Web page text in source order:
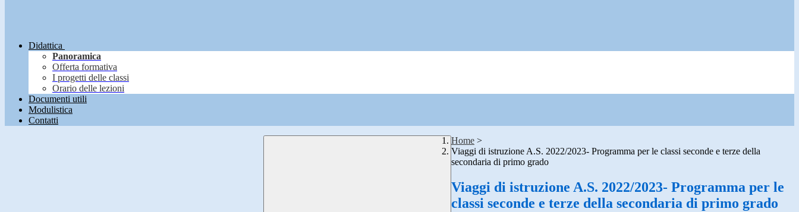
Didattica
Panoramica
Offerta formativa
I progetti delle classi
Orario delle lezioni
Documenti utili
Modulistica
Contatti
Home >
Viaggi di istruzione A.S. 2022/2023- Programma per le classi seconde e terze della
secondaria di primo grado
Viaggi di istruzione A.S. 2022/2023- Programma per le
classi seconde e terze della secondaria di primo grado